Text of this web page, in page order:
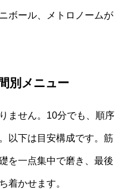
ボール、メトロノームが
別メニュー
ません。10分でも、順序
以下は目安構成です。筋
を一点集中で磨き、最後
着かせます。